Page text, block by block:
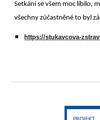
Setkání se všem moc líbilo,
všechny zúčastněné to byl
https://stukavcova-